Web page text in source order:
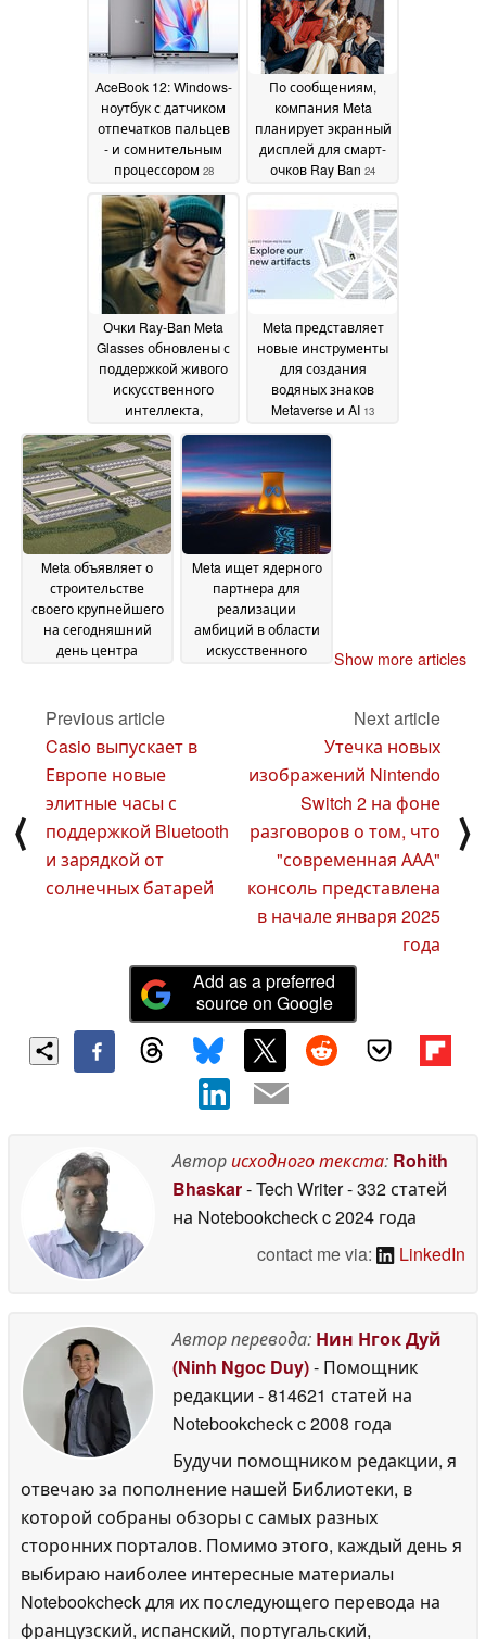
AceBook 12: Windows-
ноутбук с датчиком
отпечатков пальцев
- и сомнительным
процессором 28
December 2024
По сообщениям,
компания Meta
планирует экранный
дисплей для смарт-
очков Ray Ban 24
Очки Ray-Ban Meta
Glasses обновлены с
поддержкой живого
искусственного
интеллекта,
перевода и Shazam
17 December 2024
Meta представляет
новые инструменты
для создания
водяных знаков
Metaverse и AI 13
December 2024
Meta объявляет о
строительстве
своего крупнейшего
на сегодняшний
день центра
Meta ищет ядерного
партнера для
реализации
амбиций в области
искусственного
Show more articles
⟨
Previous article
Casio выпускает в
Европе новые
элитные часы с
поддержкой Bluetooth
и зарядкой от
солнечных батарей
Next article
Утечка новых
изображений Nintendo
Switch 2 на фоне
разговоров о том, что
"современная ААА"
консоль представлена
в начале января 2025
года
⟩
Add as a preferred
source on Google
Авторисходного текста: Rohith
Bhaskar- Tech Writer- 332 статей
на Notebookcheckc 2024 года
contact me via:
LinkedIn
Автор перевода: Нин Нгок Дуй
(Ninh Ngoc Duy)- Помощник
редакции - 814621 статей на
Notebookcheckc 2008 года
Будучи помощником редакции, я
отвечаю за пополнение нашей Библиотеки, в
которой собраны обзоры с самых разных
сторонних порталов. Помимо этого, каждый день я
выбираю наиболее интересные материалы
Notebookcheck для их последующего перевода на
французский, испанский, португальский,